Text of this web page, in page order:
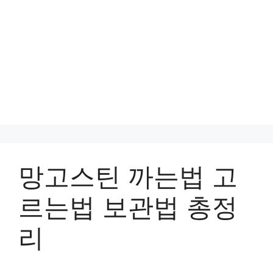
망고스틴 까는법 고
르는법 보관법 총정
리